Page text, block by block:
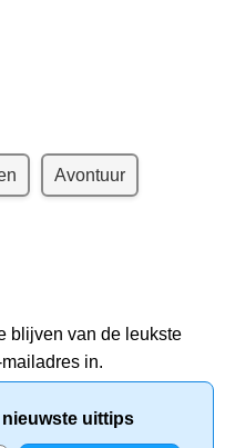
Avontuur
blijven van de leukste
in.
uittips